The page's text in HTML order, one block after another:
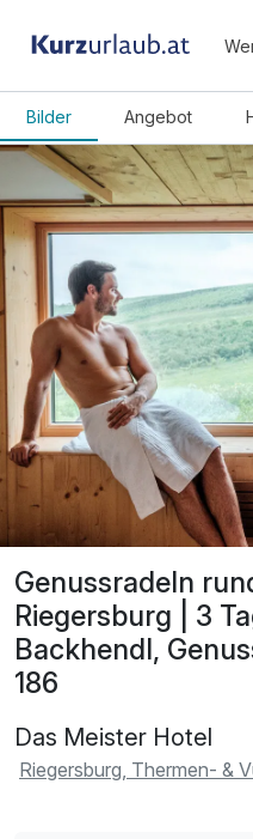
Bilder Angebot
Genussradeln
Riegersburg | 3
Backhendl,
186
Das Meister Hotel
Riegersburg, Thermen- &